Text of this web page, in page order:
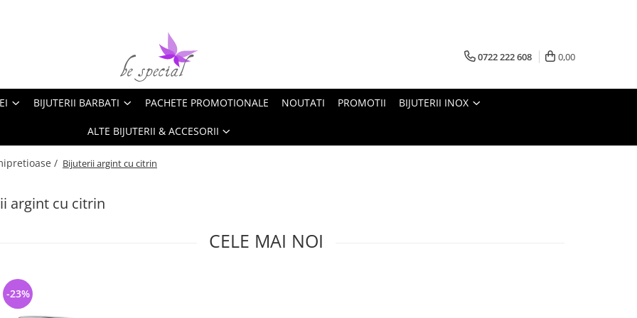
0722 222 608 0,00
BIJUTERII BARBATI PACHETE PROMOTIONALE NOUTATI PROMOTII BIJUTERII INOX
ALTE BIJUTERII & ACCESORII
/ Bijuterii argint cu citrin
argint cu citrin
CELE MAI NOI
-23%